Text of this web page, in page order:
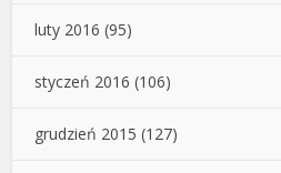
luty 2016 (95)
styczeń 2016 (106)
grudzień 2015 (127)